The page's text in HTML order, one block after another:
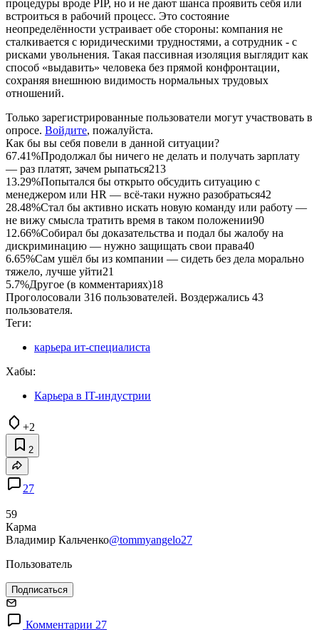
процедуры вроде PIP, но и не дают шанса проявить себя или
встроиться в рабочий процесс. Это состояние
неопределённости устраивает обе стороны: компания не
сталкивается с юридическими трудностями, а сотрудник - с
рисками увольнения. Такая пассивная изоляция выглядит как
способ «выдавить» человека без прямой конфронтации,
сохраняя внешнюю видимость нормальных трудовых
отношений.
Только зарегистрированные пользователи могут участвовать в
опросе. Войдите, пожалуйста.
Как бы вы себя повели в данной ситуации?
67.41%Продолжал бы ничего не делать и получать зарплату
— раз платят, зачем рыпаться213
13.29%Попытался бы открыто обсудить ситуацию с
менеджером или HR — всё-таки нужно разобраться42
28.48%Стал бы активно искать новую команду или работу —
не вижу смысла тратить время в таком положении90
12.66%Собирал бы доказательства и подал бы жалобу на
дискриминацию — нужно защищать свои права40
6.65%Сам ушёл бы из компании — сидеть без дела морально
тяжело, лучше уйти21
5.7%Другое (в комментариях)18
Проголосовали 316 пользователей. Воздержались 43
пользователя.
Теги:
карьера ит-специалиста
Хабы:
Карьера в IT-индустрии
+2
2
27
59
Карма
Владимир Кальченко@tommyangelo27
Пользователь
Подписаться
Комментарии 27